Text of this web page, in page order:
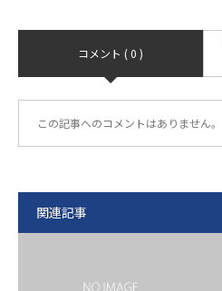
コメント ( 0 )
この記事へのコメントはありません。
関連記事